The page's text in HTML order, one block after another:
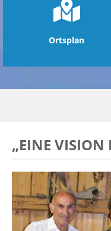
Ortsplan
„EINE VISION